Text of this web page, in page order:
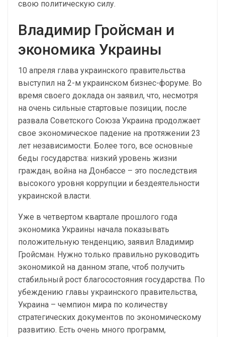
свою политическую силу.
Владимир Гройсман и
экономика Украины
10 апреля глава украинского правительства
выступил на 2-м украинском бизнес-форуме. Во
время своего доклада он заявил, что, несмотря
на очень сильные стартовые позиции, после
развала Советского Союза Украина продолжает
свое экономическое падение на протяжении 23
лет независимости. Более того, все основные
беды государства: низкий уровень жизни
граждан, война на Донбассе – это последствия
высокого уровня коррупции и бездеятельности
украинской власти.
Уже в четвертом квартале прошлого года
экономика Украины начала показывать
положительную тенденцию, заявил Владимир
Гройсман. Нужно только правильно руководить
экономикой на данном этапе, чтоб получить
стабильный рост благосостояния государства. По
убеждению главы украинского правительства,
Украина – чемпион мира по количеству
стратегических документов по экономическому
развитию. Есть очень много программ,